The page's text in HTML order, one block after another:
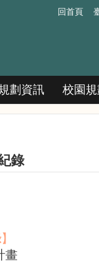
回首頁
劃資訊 校園
錄
】
畫